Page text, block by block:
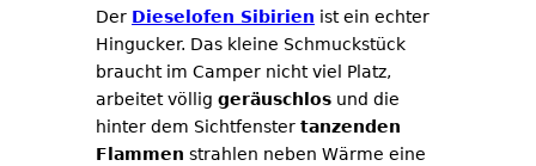
Der Dieselofen Sibirien ist ein echter
Hingucker. Das kleine Schmuckstück
braucht im Camper nicht viel Platz,
arbeitet völlig geräuschlos und die
hinter dem Sichtfenster tanzenden
Flammen strahlen neben Wärme eine